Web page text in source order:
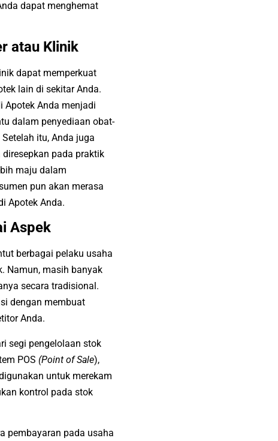
dapat menghemat
atau Klinik
dapat memperkuat
lain di sekitar Anda.
Apotek Anda menjadi
dalam penyediaan obat-
itu, Anda juga
pada praktik
maju dalam
pun akan merasa
Apotek Anda.
Aspek
berbagai pelaku usaha
Namun, masih banyak
secara tradisional.
dengan membuat
Anda.
segi pengelolaan stok
POS (Point of Sale),
untuk merekam
kontrol pada stok
pembayaran pada usaha